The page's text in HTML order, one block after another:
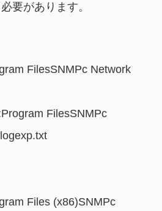
要があります。
FilesSNMPc Network
FilesSNMPc
Files (x86)SNMPc